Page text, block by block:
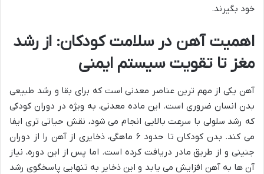
خود بگیرند.
اهمیت آهن در سلامت کودکان: از رشد
مغز تا تقویت سیستم ایمنی
آهن یکی از مهم ترین عناصر معدنی است که برای بقا و رشد طبیعی
بدن انسان ضروری است. این ماده معدنی، به ویژه در دوران کودکی
که رشد سلولی با سرعت بالایی انجام می شود، نقش حیاتی تری ایفا
می کند. بدن کودکان تا حدود ۶ ماهگی، ذخایری از آهن را از دوران
جنینی و از طریق مادر دریافت کرده است. اما پس از این دوره، نیاز
آن ها به آهن افزایش می یابد و این ذخایر به تنهایی پاسخگوی رشد